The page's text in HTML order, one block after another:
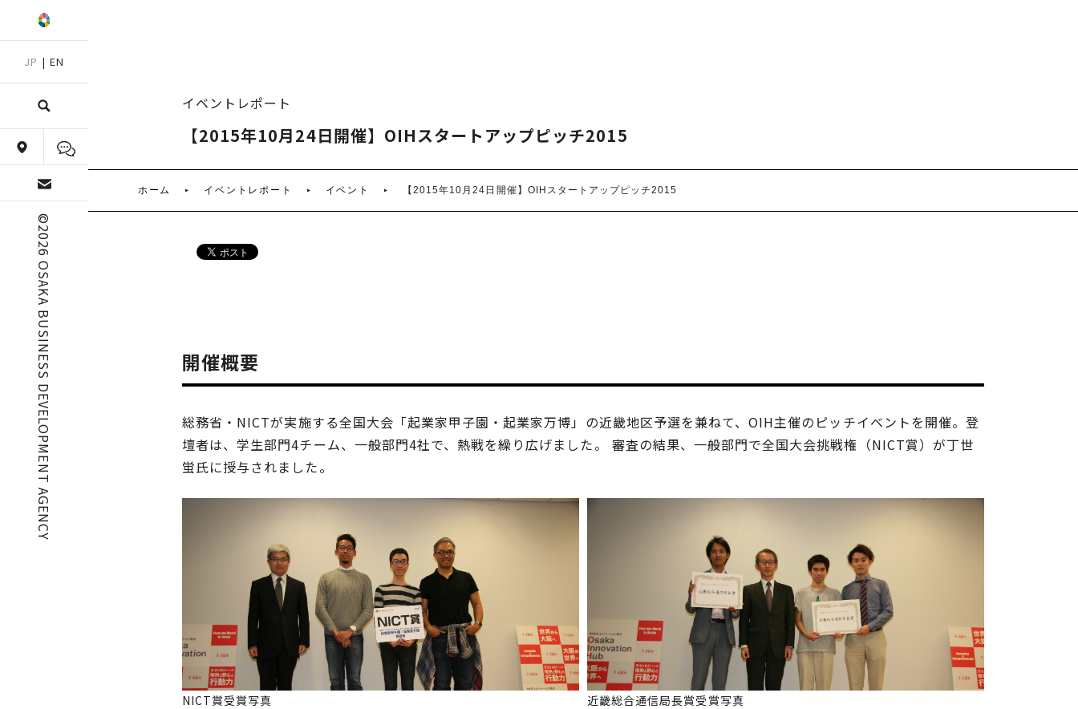
JP | EN
©
2026 OSAKA BUSINESS DEVELOPMENT AGENCY
イベントレポート
【2015年10月24日開催】OIHスタートアップピッチ2015
ホーム イベントレポート イベント 【2015年10月24日開催】OIHスタートアップピッチ2015
開催概要
総務省・NICTが実施する全国大会「起業家甲子園・起業家万博」の近畿地区予選を兼ねて、OIH主催のピッチイベントを開催。登
壇者は、学生部門4チーム、一般部門4社で、熱戦を繰り広げました。 審査の結果、一般部門で全国大会挑戦権（NICT賞）が丁世
蛍氏に授与されました。
NICT賞受賞写真 近畿総合通信局長賞受賞写真